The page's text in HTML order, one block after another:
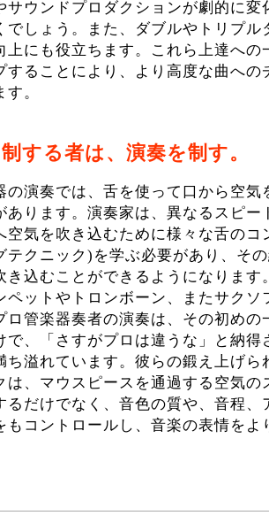
サウンドプロダクションが劇的に変
でしょう。また、ダブルやトリプル
上にも役立ちます。これら上達へ
することにより、より高度な曲への
。
する者は、演奏を制す。
の演奏では、舌を使って口から空気
あります。演奏家は、異なるスピー
空気を吹き込むために様々な舌のコ
テクニック)を学ぶ必要があり、そ
き込むことができるようになります
ペットやトロンボーン、またサクソ
ロ管楽器奏者の演奏は、その初めの
で、「さすがプロは違うな」と納得
ち溢れています。彼らの鍛え上げら
は、マウスピースを通過する空気の
るだけでなく、音色の質や、音程、
もコントロールし、音楽の表情をよ